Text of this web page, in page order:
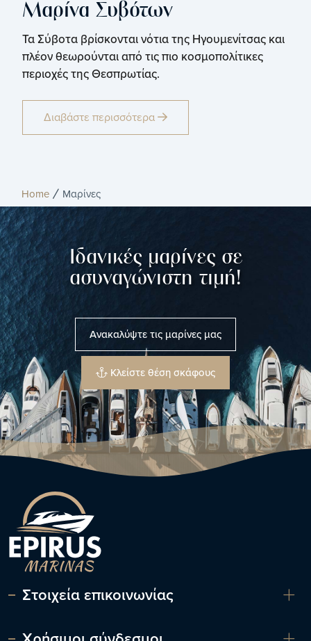
Μαρίνα Συβότων
Τα Σύβοτα βρίσκονται νότια της Ηγουμενίτσας και
πλέον θεωρούνται από τις πιο κοσμοπολίτικες
περιοχές της Θεσπρωτίας.
Διαβάστε περισσότερα
Home Μαρίνες
Iδανικές μαρίνες σε
ασυναγώνιστη τιμή!
Ανακαλύψτε τις μαρίνες μας
Κλείστε θέση σκάφους
Στοιχεία επικοινωνίας